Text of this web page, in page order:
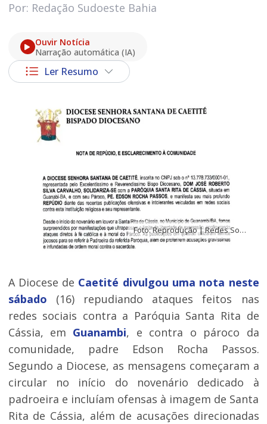
Por: Redação Sudoeste Bahia
Ouvir Notícia
Narração automática (IA)
Ler Resumo
Foto: Reprodução | Redes Sociais
A Diocese de Caetité divulgou uma nota neste
sábado (16) repudiando ataques feitos nas
redes sociais contra a Paróquia Santa Rita de
Cássia, em Guanambi, e contra o pároco da
comunidade, padre Edson Rocha Passos.
Segundo a Diocese, as mensagens começaram a
circular no início do novenário dedicado à
padroeira e incluíam ofensas à imagem de Santa
Rita de Cássia, além de acusações direcionadas